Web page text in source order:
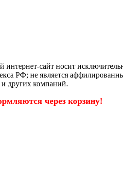
сайт носит
РФ; не является
других компаний.
через корзину!